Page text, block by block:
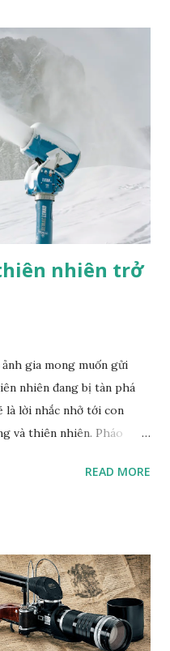
nhiên trở
gia mong muốn gửi
nhiên đang bị tàn phá
là lời nhắc nhở tới con
và thiên nhiên. Pháo
Khi nhiếp ảnh gia
này không nói "hoàn
điêu luyện"; mà là ẩn dụ
giữa con người và thiên
tác phẩm nghệ thuật
READ MORE